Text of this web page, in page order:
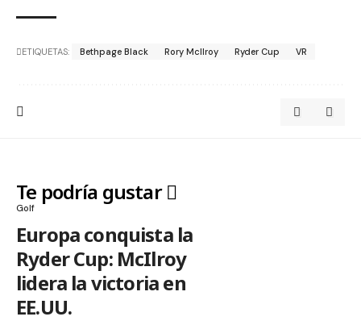
ETIQUETAS: Bethpage Black Rory McIlroy Ryder Cup VR
Te podría gustar
Golf
Europa conquista la
Ryder Cup: McIlroy
lidera la victoria en
EE.UU.